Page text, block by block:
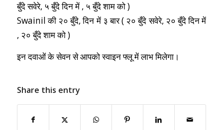
बुँदे सवेरे, ५ बुँदे दिन में , ५ बुँदे शाम को )
Swainil की २० बुँदे, दिन में ३ बार ( २० बुँदे सवेरे, २० बुँदे दिन में
, २० बुँदे शाम को )
इन दवाओं के सेवन से आपको स्वाइन फ्लू में लाभ मिलेगा।
Share this entry